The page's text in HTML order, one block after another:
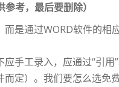
考，最后要删除）
是通过WORD软件的相
手工录入，应通过“引
定）。我们要怎么选免